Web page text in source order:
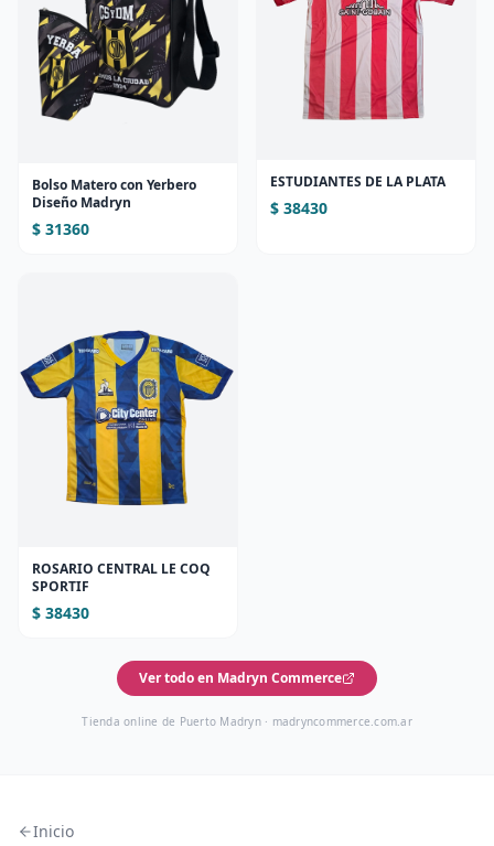
Bolso Matero con Yerbero
Diseño Madryn
$ 31360
ESTUDIANTES DE LA PLATA
$ 38430
ROSARIO CENTRAL LE COQ
SPORTIF
$ 38430
Ver todo en Madryn Commerce
Tienda online de Puerto Madryn · madryncommerce.com.ar
Inicio